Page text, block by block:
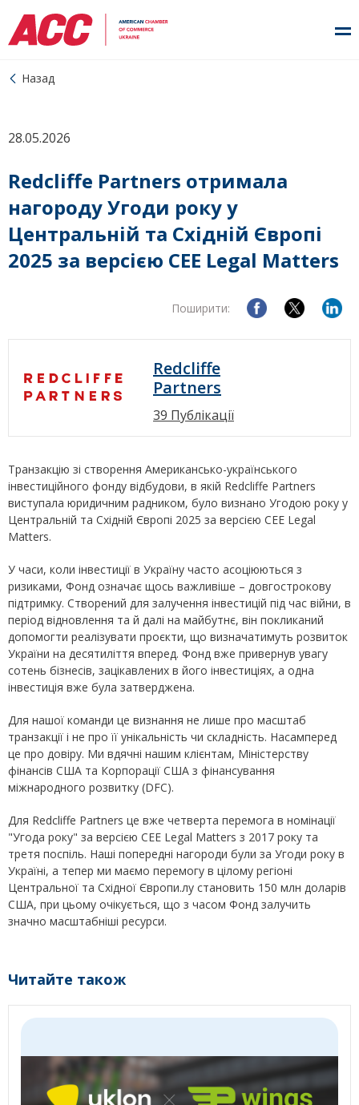
Назад
28.05.2026
Redcliffe Partners отримала
нагороду Угоди року у
Центральній та Східній Європі
2025 за версією CEE Legal Matters
Поширити:
Redcliffe
Partners
39 Публікації
Транзакцію зі створення Американсько-українського
інвестиційного фонду відбудови, в якій Redcliffe Partners
виступала юридичним радником, було визнано Угодою року у
Центральній та Східній Європі 2025 за версією CEE Legal
Matters.
У часи, коли інвестиції в Україну часто асоціюються з
ризиками, Фонд означає щось важливіше – довгострокову
підтримку. Створений для залучення інвестицій під час війни, в
період відновлення та й далі на майбутнє, він покликаний
допомогти реалізувати проєкти, що визначатимуть розвиток
України на десятиліття вперед. Фонд вже привернув увагу
сотень бізнесів, зацікавлених в його інвестиціях, а одна
інвестиція вже була затверджена.
Для нашої команди це визнання не лише про масштаб
транзакції і не про її унікальність чи складність. Насамперед
це про довіру. Ми вдячні нашим клієнтам, Міністерству
фінансів США та Корпорації США з фінансування
міжнародного розвитку (DFC).
Для Redcliffe Partners це вже четверта перемога в номінації
"Угода року" за версією CEE Legal Matters з 2017 року та
третя поспіль. Наші попередні нагороди були за Угоди року в
Україні, а тепер ми маємо перемогу в цілому регіоні
Центральної та Східної Європи.лу становить 150 млн доларів
США, при цьому очікується, що з часом Фонд залучить
значно масштабніші ресурси.
Читайте також